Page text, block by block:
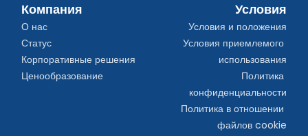
Компания
О нас
Статус
Корпоративные решения
Ценообразование
Условия
Условия и положения
Условия приемлемого
использования
Политика
конфиденциальности
Политика в отношении
файлов cookie